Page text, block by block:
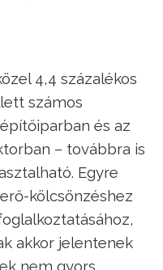
4,4 százalékos
számos
és az
– továbbra is
Egyre
kölcsönzéshez
akkor jelentenek
nem gyors